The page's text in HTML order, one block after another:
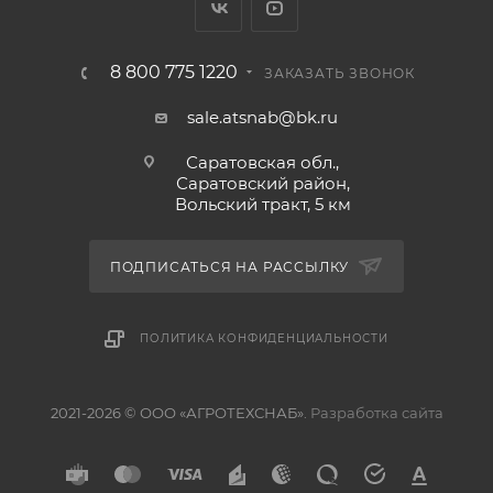
Каток используется во всех почвенно-
земледелия.
Применение стали 09Г2С
Транспортная ширина 2,3 м
Усиленный необслуживаемый подшипниковый узел
втулками с фиксацией пальца, что исключает
Осевая труба катка Ø57х4 мм
наливки для утяжеления, каждый барабан можно
540 мм
8 800 775 1220 ЗАКАЗАТЬ ЗВОНОК
sale.atsnab@bk.ru
Саратовская обл.,
Саратовский район,
Вольский тракт, 5 км
ПОДПИСАТЬСЯ НА РАССЫЛКУ
ПОЛИТИКА КОНФИДЕНЦИАЛЬНОСТИ
2021-2026 © ООО «АГРОТЕХСНАБ». Разработка сайта